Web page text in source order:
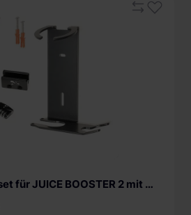
Wandhalterungsset für JUICE BOOSTER 2 mit Verschluss B-Ware